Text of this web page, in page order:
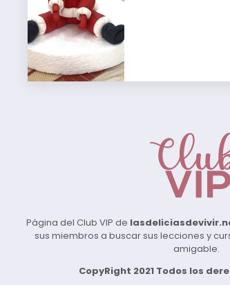
Página del Club VIP de
sus miembros a buscar sus lecciones y
amigable.
CopyRight 2021 Todos los